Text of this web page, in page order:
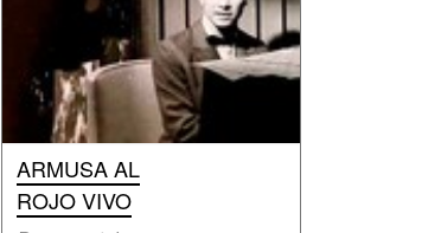
ARMUSA AL
ROJO VIVO